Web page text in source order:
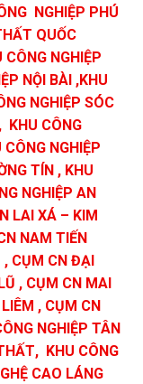
NGHIỆP PHÚ
QUỐC
CÔNG NGHIỆP
NỘI BÀI ,KHU
NGHIỆP SÓC
, KHU CÔNG
CÔNG NGHIỆP
TÍN , KHU
NGHIỆP AN
LAI XÁ – KIM
NAM TIẾN
, CỤM CN ĐẠI
, CỤM CN MAI
, CỤM CN
NGHIỆP TÂN
, KHU CÔNG
CAO LÁNG